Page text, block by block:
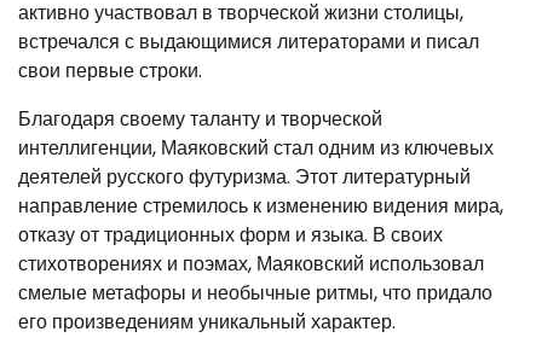
активно участвовал в творческой жизни столицы,
встречался с выдающимися литераторами и писал
свои первые строки.
Благодаря своему таланту и творческой
интеллигенции, Маяковский стал одним из ключевых
деятелей русского футуризма. Этот литературный
направление стремилось к изменению видения мира,
отказу от традиционных форм и языка. В своих
стихотворениях и поэмах, Маяковский использовал
смелые метафоры и необычные ритмы, что придало
его произведениям уникальный характер.